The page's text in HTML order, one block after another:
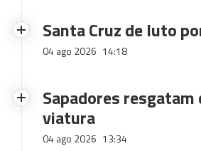
Santa Cruz de luto
04 ago 2026 14:18
Sapadores resgatam
viatura
04 ago 2026 13:34